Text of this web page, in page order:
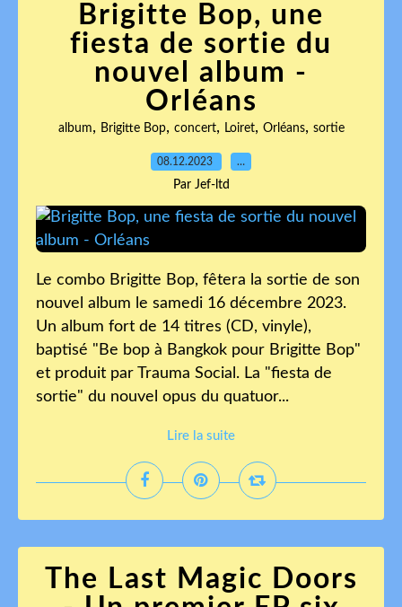
Brigitte Bop, une
fiesta de sortie du
nouvel album -
Orléans
album, Brigitte Bop, concert, Loiret, Orléans, sortie
08.12.2023 …
Par Jef-ltd
Le combo Brigitte Bop, fêtera la sortie de son
nouvel album le samedi 16 décembre 2023.
Un album fort de 14 titres (CD, vinyle),
baptisé "Be bop à Bangkok pour Brigitte Bop"
et produit par Trauma Social. La "fiesta de
sortie" du nouvel opus du quatuor...
Lire la suite
The Last Magic Doors